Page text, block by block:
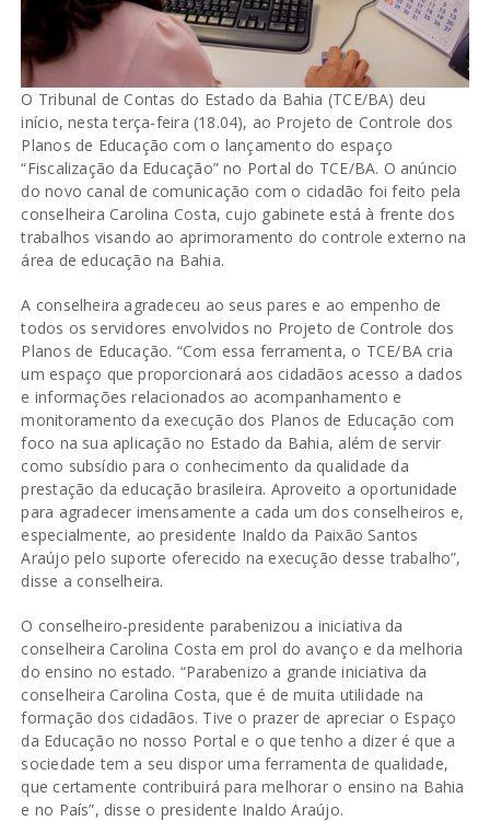
O Tribunal de Contas do Estado da Bahia (TCE/BA) deu
início, nesta terça-feira (18.04), ao Projeto de Controle dos
Planos de Educação com o lançamento do espaço
“Fiscalização da Educação” no Portal do TCE/BA. O anúncio
do novo canal de comunicação com o cidadão foi feito pela
conselheira Carolina Costa, cujo gabinete está à frente dos
trabalhos visando ao aprimoramento do controle externo na
área de educação na Bahia.
A conselheira agradeceu ao seus pares e ao empenho de
todos os servidores envolvidos no Projeto de Controle dos
Planos de Educação. “Com essa ferramenta, o TCE/BA cria
um espaço que proporcionará aos cidadãos acesso a dados
e informações relacionados ao acompanhamento e
monitoramento da execução dos Planos de Educação com
foco na sua aplicação no Estado da Bahia, além de servir
como subsídio para o conhecimento da qualidade da
prestação da educação brasileira. Aproveito a oportunidade
para agradecer imensamente a cada um dos conselheiros e,
especialmente, ao presidente Inaldo da Paixão Santos
Araújo pelo suporte oferecido na execução desse trabalho”,
disse a conselheira.
O conselheiro-presidente parabenizou a iniciativa da
conselheira Carolina Costa em prol do avanço e da melhoria
do ensino no estado. “Parabenizo a grande iniciativa da
conselheira Carolina Costa, que é de muita utilidade na
formação dos cidadãos. Tive o prazer de apreciar o Espaço
da Educação no nosso Portal e o que tenho a dizer é que a
sociedade tem a seu dispor uma ferramenta de qualidade,
que certamente contribuirá para melhorar o ensino na Bahia
e no País”, disse o presidente Inaldo Araújo.